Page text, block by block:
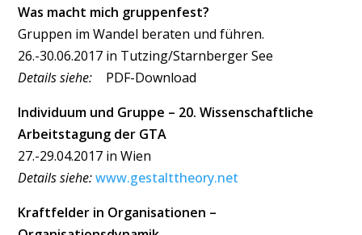
Was macht mich gruppenfest?
Gruppen im Wandel beraten und führen.
26.-30.06.2017 in Tutzing/Starnberger See
Details siehe:
PDF-Download
Individuum und Gruppe – 20. Wissenschaftliche
Arbeitstagung der GTA
27.-29.04.2017 in Wien
Details siehe:www.gestalttheory.net
Kraftfelder in Organisationen –